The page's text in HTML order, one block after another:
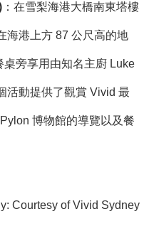
：在雪梨海港大橋南東塔樓
海港上方 87 公尺高的地
旁享用由知名主廚 Luke
活動提供了觀賞 Vivid 最
博物館的導覽以及餐
Courtesy of Vivid Sydney